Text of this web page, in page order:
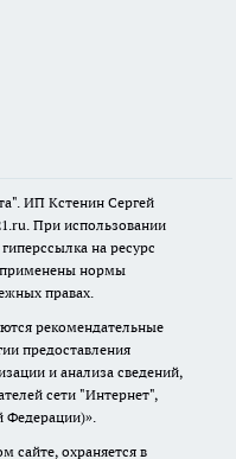
ИП Кстенин Сергей
При использовании
на ресурс
применены нормы
правах.
рекомендательные
предоставления
и анализа сведений,
сети "Интернет",
Федерации)».
сайте, охраняется в